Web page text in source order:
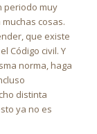
periodo muy
cosas.
que existe
Código civil. Y
norma, haga
distinta
ya no es